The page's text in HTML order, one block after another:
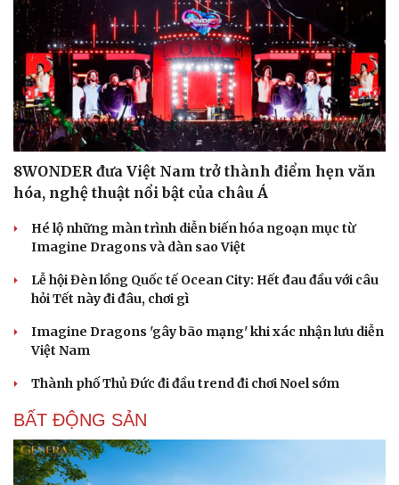
Cải chính
8WONDER đưa Việt Nam trở thành điểm hẹn văn
hóa, nghệ thuật nổi bật của châu Á
Hé lộ những màn trình diễn biến hóa ngoạn mục từ
Imagine Dragons và dàn sao Việt
Lễ hội Đèn lồng Quốc tế Ocean City: Hết đau đầu với câu
hỏi Tết này đi đâu, chơi gì
Imagine Dragons 'gây bão mạng' khi xác nhận lưu diễn
Việt Nam
Thành phố Thủ Đức đi đầu trend đi chơi Noel sớm
BẤT ĐỘNG SẢN